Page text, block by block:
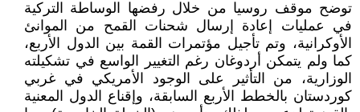
توضح موقف روسيا من خلال رفضها الوساطة التركية
في عمليات إعادة إرسال شحنات القمح من الموانئ
الأوكرانية، وتم تأجيل مؤتمرات القمة بين الدول الأربع،
كما ولم يتمكن أردوغان رغم التغيير الواسع في تشكيلته
الوزارية، من التأثير على الوجود الأمريكي في غربي
كوردستان بالخطط الأربع السابقة، وإقناع الدول المعنية